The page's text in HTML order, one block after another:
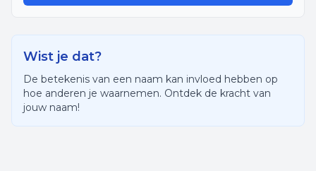
Wist je dat?
De betekenis van een naam kan invloed hebben op
hoe anderen je waarnemen. Ontdek de kracht van
jouw naam!